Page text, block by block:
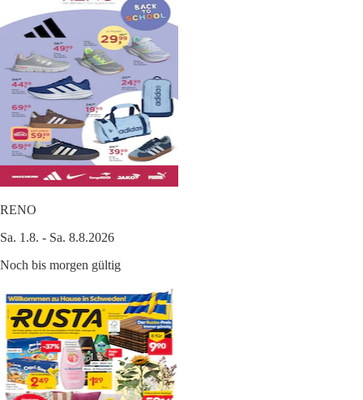
RENO
Sa. 1.8. - Sa. 8.8.2026
Noch bis morgen gültig